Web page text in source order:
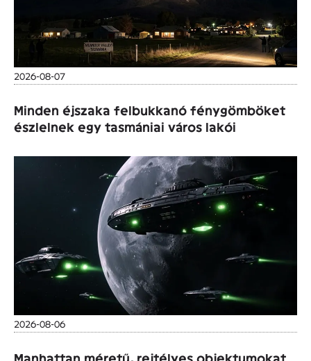
2026-08-07
Minden éjszaka felbukkanó fénygömböket
észlelnek egy tasmániai város lakói
2026-08-06
Manhattan méretű, rejtélyes objektumokat